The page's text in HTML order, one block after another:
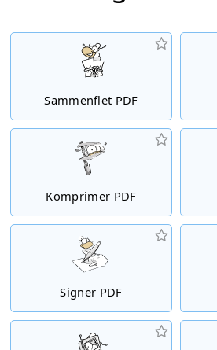
Sammenflet PDF
Komprimer PDF
Signer PDF